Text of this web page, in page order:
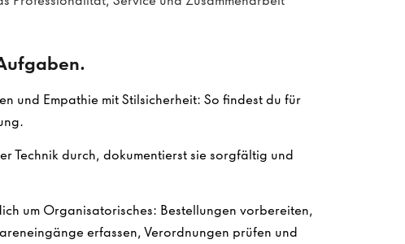
und Empathie mit Stilsicherheit: So findest du für
Technik durch, dokumentierst sie sorgfältig und
um Organisatorisches: Bestellungen vorbereiten,
erfassen, Verordnungen prüfen und